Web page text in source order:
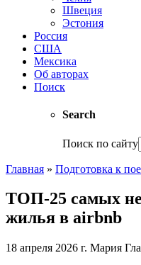
Швеция
Эстония
Россия
США
Мексика
Об авторах
Поиск
Search
Поиск по сайту
Главная » Подготовка к
ТОП-25 самых
жилья в airbnb
18 апреля 2026 г. Мария